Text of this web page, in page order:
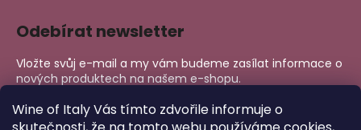
Wine of Italy Vás tímto zdvořile informuje o
Odebírat newsletter
Vložte svůj e-mail a my vám budeme zasílat informace o
nových produktech na našem e-shopu.
E-mail